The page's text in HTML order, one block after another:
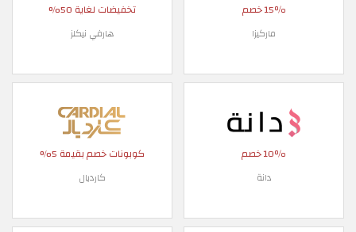
15٪ خصم
ماركيزا
تخفيضات لغاية 50%
هارفي نيكلز
10٪ خصم
دانة
كوبونات خصم بقيمة 5%
كارديال